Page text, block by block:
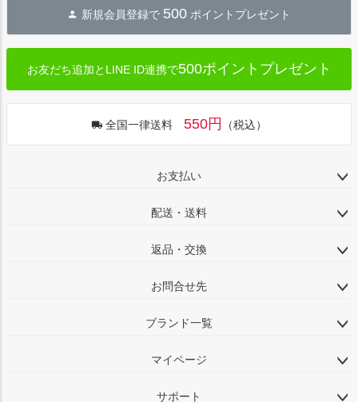
新規会員登録で 500 ポイントプレゼント
お友だち追加とLINE ID連携で500ポイントプレゼント
全国一律送料 550円 （税込）
お支払い
配送・送料
返品・交換
お問合せ先
ブランド一覧
マイページ
サポート